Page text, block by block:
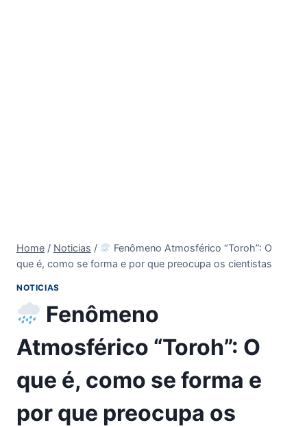
Home / Noticias /
Fenômeno Atmosférico “Toroh”: O
que é, como se forma e por que preocupa os cientistas
NOTICIAS
Fenômeno
Atmosférico “Toroh”: O
que é, como se forma e
por que preocupa os